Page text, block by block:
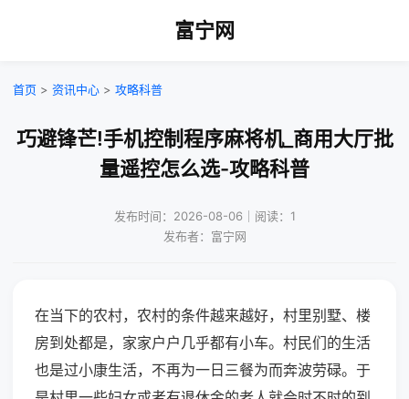
富宁网
首页 > 资讯中心 > 攻略科普
巧避锋芒!手机控制程序麻将机_商用大厅批
量遥控怎么选-攻略科普
发布时间：2026-08-06｜阅读：1
发布者：富宁网
在当下的农村，农村的条件越来越好，村里别墅、楼
房到处都是，家家户户几乎都有小车。村民们的生活
也是过小康生活，不再为一日三餐为而奔波劳碌。于